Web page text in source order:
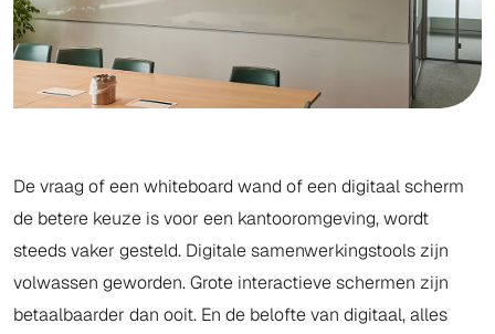
De vraag of een whiteboard wand of een digitaal scherm
de betere keuze is voor een kantooromgeving, wordt
steeds vaker gesteld. Digitale samenwerkingstools zijn
volwassen geworden. Grote interactieve schermen zijn
betaalbaarder dan ooit. En de belofte van digitaal, alles